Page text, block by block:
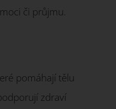
či průjmu.
pomáhají tělu
zdraví